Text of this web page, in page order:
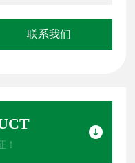
联系我们
！